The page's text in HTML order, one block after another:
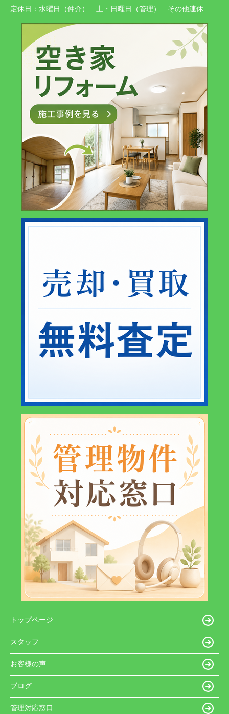
定休日： 水曜日（仲介） 土・日曜日（管理） その他連休
トップページ
スタッフ
お客様の声
ブログ
管理対応窓口